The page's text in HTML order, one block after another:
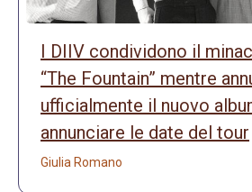
I DIIV condividono il
“The Fountain” mentre
ufficialmente il nuovo
annunciare le date del tour
Giulia Romano